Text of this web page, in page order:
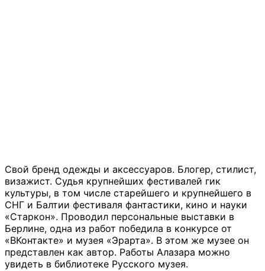
Свой бренд одежды и аксессуаров. Блогер, стилист,
визажист. Судья крупнейших фестивалей гик
культуры, в том числе старейшего и крупнейшего в
СНГ и Балтии фестиваля фантастики, кино и науки
«Старкон». Проводил персональные выставки в
Берлине, одна из работ победила в конкурсе от
«ВКонтакте» и музея «Эрарта». В этом же музее он
представлен как автор. Работы Алазара можно
увидеть в библиотеке Русского музея.